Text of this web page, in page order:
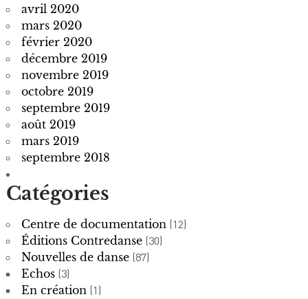
avril 2020
mars 2020
février 2020
décembre 2019
novembre 2019
octobre 2019
septembre 2019
août 2019
mars 2019
septembre 2018
Catégories
Centre de documentation (12)
Éditions Contredanse (30)
Nouvelles de danse (87)
Echos (3)
En création (1)